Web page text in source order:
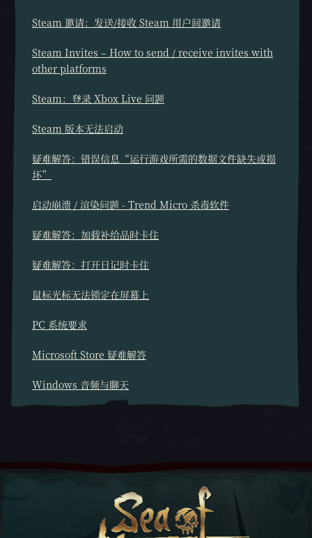
Steam 邀请：发送/接收 Steam 用户间邀请
Steam Invites – How to send / receive invites with
other platforms
Steam：登录 Xbox Live 问题
Steam 版本无法启动
疑难解答：错误信息“运行游戏所需的数据文件缺失或损
坏”
启动崩溃 / 渲染问题 - Trend Micro 杀毒软件
疑难解答：加载补给品时卡住
疑难解答：打开日记时卡住
鼠标光标无法锁定在屏幕上
PC 系统要求
Microsoft Store 疑难解答
Windows 音频与聊天